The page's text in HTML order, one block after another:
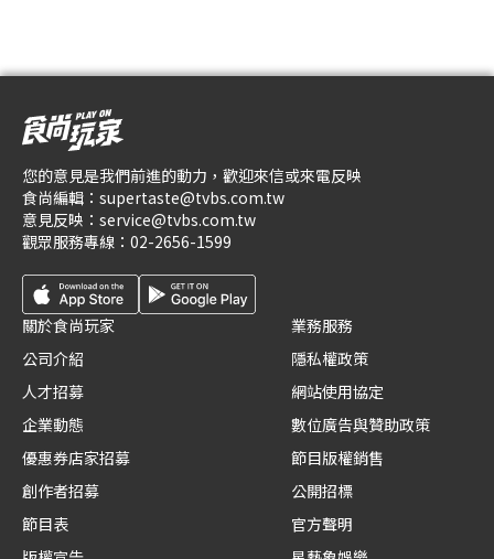
您的意見是我們前進的動力，歡迎來信或來電反映
食尚編輯： supertaste@tvbs.com.tw
意見反映： service@tvbs.com.tw
觀眾服務專線： 02-2656-1599
關於食尚玩家
公司介紹
人才招募
企業動態
優惠券店家招募
創作者招募
節目表
業務服務
隱私權政策
網站使用協定
數位廣告與贊助政策
節目版權銷售
公開招標
官方聲明